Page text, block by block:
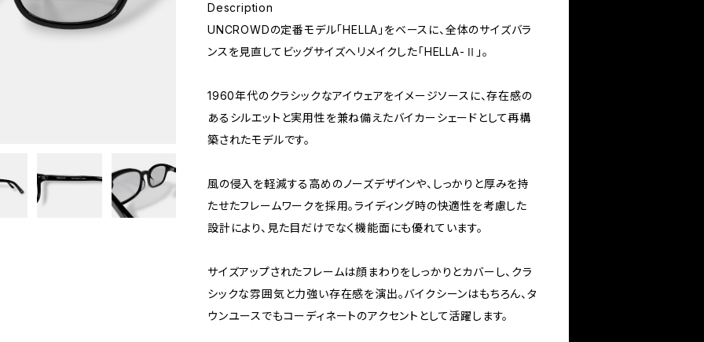
Description
UNCROWDの定番モデル「HELLA」をベースに、全体のサイズバラ
ンスを見直してビッグサイズへリメイクした「HELLA-Ⅱ」。
1960年代のクラシックなアイウェアをイメージソースに、存在感の
あるシルエットと実用性を兼ね備えたバイカーシェードとして再構
築されたモデルです。
風の侵入を軽減する高めのノーズデザインや、しっかりと厚みを持
たせたフレームワークを採用。ライディング時の快適性を考慮した
設計により、見た目だけでなく機能面にも優れています。
サイズアップされたフレームは顔まわりをしっかりとカバーし、クラ
シックな雰囲気と力強い存在感を演出。バイクシーンはもちろん、タ
ウンユースでもコーディネートのアクセントとして活躍します。